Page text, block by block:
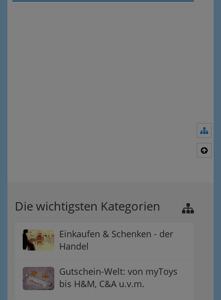
Die wichtigsten Kategorien
Einkaufen & Schenken - der
Handel
Gutschein-Welt: von myToys
bis H&M, C&A u.v.m.